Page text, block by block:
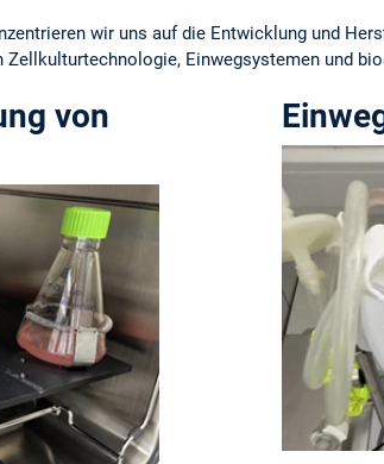
wir uns auf die Entwicklung und
Einwegsystemen und
von